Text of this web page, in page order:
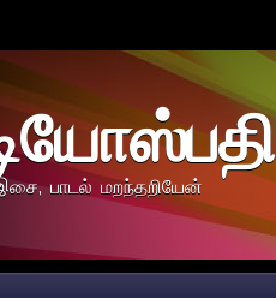
பாடல் மறந்தறியேன்